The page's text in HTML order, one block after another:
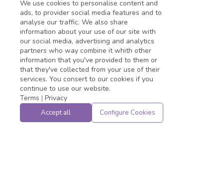
Licença maternidade/paternidade estendida.
Application deadline expired!
We use cookies to personalise content and
ads, to provider social media features and to
analyse our traffic. We also share
information about your use of our site with
our social media, advertising and analytics
partners who way combine it whith other
information that you've provided to them or
that they've collected from your use of their
services. You consert to our cookies if you
continue to use our website.
Terms | Privacy
Accept all Configure Cookies